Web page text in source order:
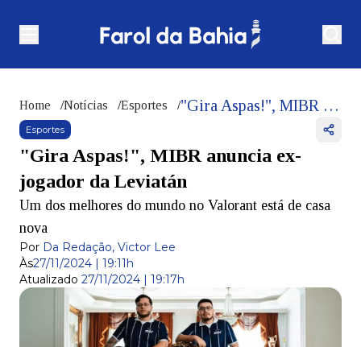
Home /Notícias /Esportes / "Gira Aspas!", MIBR anuncia ex-jogador da Leviatán
Esportes
"Gira Aspas!", MIBR anuncia ex-
jogador da Leviatán
Um dos melhores do mundo no Valorant está de casa
nova
Por Da Redação, Victor Lee
Às27/11/2024 | 19:11h
Atualizado 27/11/2024 | 19:17h